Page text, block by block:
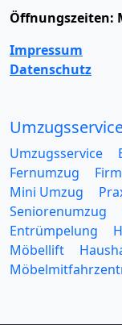
Öffnungszeiten:
Impressum
Datenschutz
Umzugsservice
Fernumzug
Mini Umzug
Seniorenumzug
Entrümpelung
Möbellift